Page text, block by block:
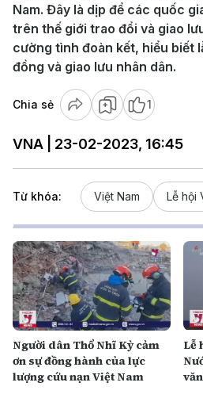
Nam. Đây là dịp để các quốc
trên thế giới trao đổi và giao
cường tình đoàn kết, hiểu biết
đồng và giao lưu nhân dân.
Chia sẻ 1
VNA | 23-02-2023, 16:45
Từ khóa: Việt Nam Lễ hội
Người dân Thổ Nhĩ Kỳ cảm
ơn sự đồng hành của lực
lượng cứu nạn Việt Nam
Lễ